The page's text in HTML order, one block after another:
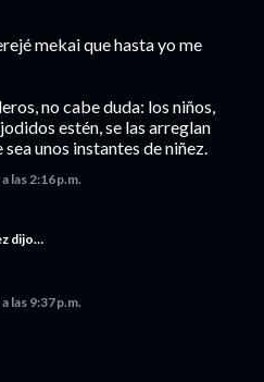
mekai que hasta yo me
no cabe duda: los niños,
estén, se las arreglan
unos instantes de niñez.
las 2:16 p.m.
dijo…
las 9:37 p.m.